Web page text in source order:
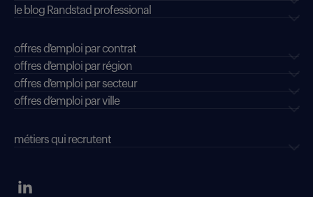
le blog Randstad professional
offres d'emploi par contrat
offres d'emploi par région
offres d'emploi par secteur
offres d’emploi par ville
métiers qui recrutent